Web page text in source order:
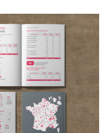
Licence & Masters pour l’IPGP
: une unité visuelle au service
de la cohérence
institutionnelle
Création graphique des
rapports annuels : comment
valoriser l’image de votre
entreprise ?
Bonne année 2025